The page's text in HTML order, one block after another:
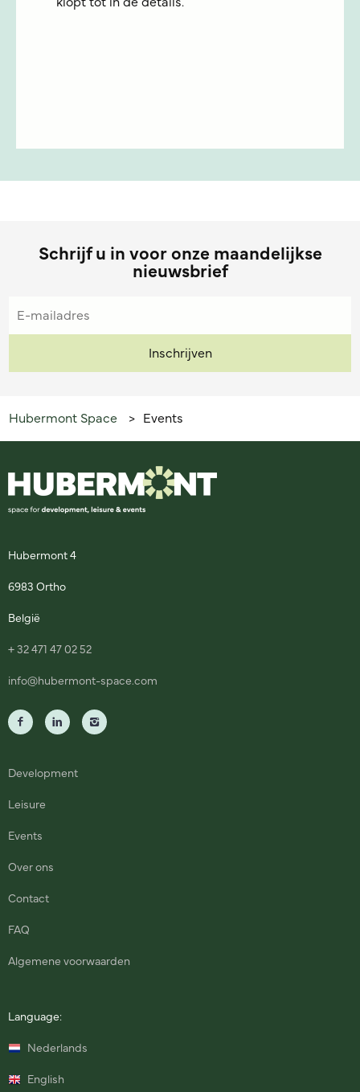
Schrijf u in voor onze maandelijkse
nieuwsbrief
Hubermont Space > Events
Hubermont 4
6983 Ortho
België
+ 32 471 47 02 52
info@hubermont-space.com
Development
Leisure
Events
Over ons
Contact
FAQ
Algemene voorwaarden
Language:
Nederlands
English